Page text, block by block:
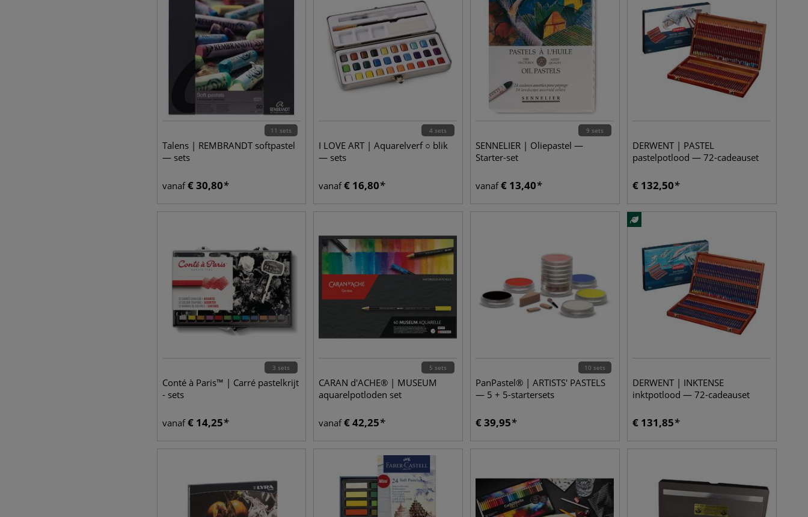
11 sets
Talens | REMBRANDT softpastel
— sets
vanaf €30,80
4 sets
I LOVE ART | Aquarelverf ○ blik
— sets
vanaf € 16,80
9 sets
SENNELIER | Oliepastel —
Starter-set
vanaf € 13,40
DERWENT | PASTEL
pastelpotlood — 72-cadeauset
€ 132,50
3 sets
Conté à Paris™ | Carré pastelkrijt
- sets
vanaf € 14,25
5 sets
CARAN d'ACHE® | MUSEUM
aquarelpotloden set
vanaf €42,25
10 sets
PanPastel® | ARTISTS' PASTELS
— 5 + 5-startersets
€39,95
DERWENT | INKTENSE
inktpotlood — 72-cadeauset
€ 131,85